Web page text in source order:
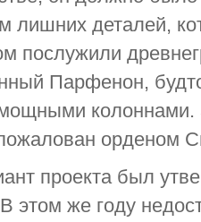
деталей,
послужили
Парфенон,
колоннами.
орденом
проекта был
этом же году